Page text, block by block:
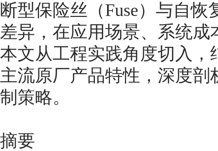
断型保险丝（Fuse）与自
差异，在应用场景、系统
本文从工程实践角度切入，
主流原厂产品特性，深度
制策略。
摘要